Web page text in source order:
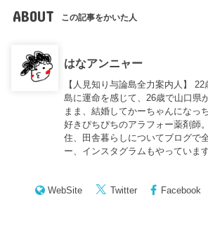
ABOUT この記事をかいた人
はなアンニャー
【人見知り与論島全力案内人】
島に運命を感じて、26歳で山口
まま、結婚してかーちゃんになっ
好きぴちぴちのアラフォー薬剤師
住、田舎暮らしについてブログで
ー、インスタグラムもやっています
WebSite Twitter Facebook